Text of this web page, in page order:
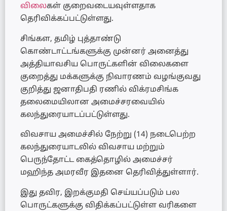
விலைகள் குறைவடையவுள்ளதாக
தெரிவிக்கப்பட்டுள்ளது.
சிங்கள, தமிழ் புத்தாண்டு
கொண்டாட்டங்களுக்கு முன்னர் அனைத்து
அத்தியாவசிய பொருட்களின் விலைகளை
குறைத்து மக்களுக்கு நிவாரணம் வழங்குவது
குறித்து ஜனாதிபதி ரணில் விக்ரமசிங்க
தலைமையிலான அமைச்சரவையில்
கலந்துரையாடப்பட்டுள்ளது.
விவசாய அமைச்சில் நேற்று (14) நடைபெற்ற
கலந்துரையாடலில் விவசாய மற்றும்
பெருந்தோட்ட கைத்தொழில் அமைச்சர்
மஹிந்த அமரவீர இதனை தெரிவித்துள்ளார்.
இது தவிர, இறக்குமதி செய்யப்படும் பல
பொருட்களுக்கு விதிக்கப்பட்டுள்ள வரிகளை